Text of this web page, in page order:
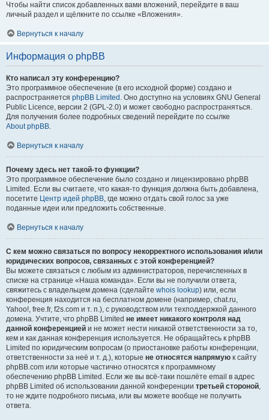
Чтобы найти список добавленных вами вложений, перейдите в ваш
личный раздел и щёлкните по ссылке «Вложения».
Вернуться к началу
Информация о phpBB
Кто написал эту конференцию?
Это программное обеспечение (в его исходной форме) создано и
распространяется phpBB Limited . Оно доступно на условиях GNU General
Public Licence, версии 2 (GPL-2.0) и может свободно распространяться.
Для получения более подробных сведений перейдите по ссылке
About phpBB.
Вернуться к началу
Почему здесь нет такой-то функции?
Это программное обеспечение было создано и лицензировано phpBB
Limited. Если вы считаете, что какая-то функция должна быть добавлена,
посетите Центр идей phpBB, где можно отдать свой голос за уже
поданные идеи или предложить собственные.
Вернуться к началу
С кем можно связаться по вопросу некорректного использования и/или
юридических вопросов, связанных с этой конференцией?
Вы можете связаться с любым из администраторов, перечисленных в
списке на странице «Наша команда». Если вы не получили ответа,
свяжитесь с владельцем домена (сделайте whois lookup) или, если
конференция находится на бесплатном домене (например, chat.ru,
Yahoo!, free.fr, f2s.com и т. п.), с руководством или техподдержкой данного
домена. Учтите, что phpBB Limited не имеет никакого контроля над
данной конференцией и не может нести никакой ответственности за то,
кем и как данная конференция используется. Не обращайтесь к phpBB
Limited по юридическим вопросам (о приостановке работы конференции,
ответственности за неё и т. д.), которые не относятся напрямую к сайту
phpBB.com или которые частично относятся к программному
обеспечению phpBB Limited. Если же вы всё-таки пошлёте email в адрес
phpBB Limited об использовании данной конференции третьей стороной,
то не ждите подробного письма, или вы можете вообще не получить
ответа.